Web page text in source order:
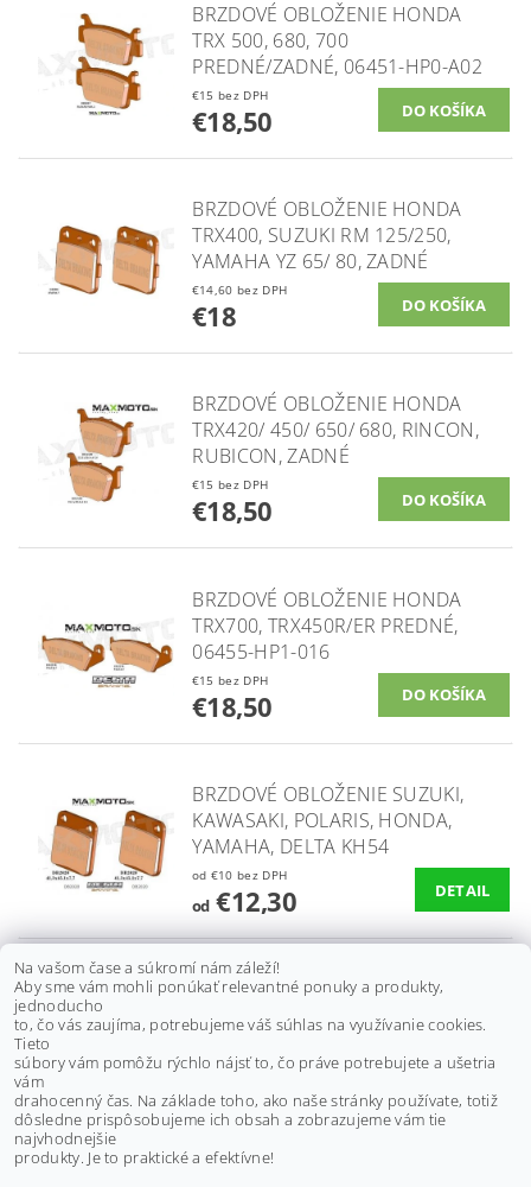
BRZDOVÉ OBLOŽENIE HONDA
TRX 500, 680, 700
PREDNÉ/ZADNÉ, 06451-HP0-A02
€15 bez DPH
€18,50
BRZDOVÉ OBLOŽENIE HONDA
TRX400, SUZUKI RM 125/250,
YAMAHA YZ 65/ 80, ZADNÉ
€14,60 bez DPH
€18
BRZDOVÉ OBLOŽENIE HONDA
TRX420/ 450/ 650/ 680, RINCON,
RUBICON, ZADNÉ
€15 bez DPH
€18,50
BRZDOVÉ OBLOŽENIE HONDA
TRX700, TRX450R/ER PREDNÉ,
06455-HP1-016
€15 bez DPH
€18,50
BRZDOVÉ OBLOŽENIE SUZUKI,
KAWASAKI, POLARIS, HONDA,
YAMAHA, DELTA KH54
od €10 bez DPH
od€12,30 DETAIL
BRZDOVÉ OBLOŽENIE YAMAHA
RAPTOR 700, YFZ 450, HONDA
250/ 350, ZADNÉ
€15 bez DPH
€18,50
ĎALŠIE PRODUKTY
Na vašom čase a súkromí nám záleží!
Aby sme vám mohli ponúkať relevantné ponuky a produkty,
jednoducho
to, čo vás zaujíma, potrebujeme váš súhlas na využívanie cookies.
Tieto
súbory vám pomôžu rýchlo nájsť to, čo práve potrebujete a ušetria
vám
drahocenný čas. Na základe toho, ako naše stránky používate, totiž
dôsledne prispôsobujeme ich obsah a zobrazujeme vám tie
najvhodnejšie
produkty. Je to praktické a efektívne!